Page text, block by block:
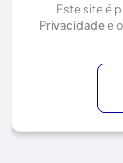
Este site é
Privacidadee